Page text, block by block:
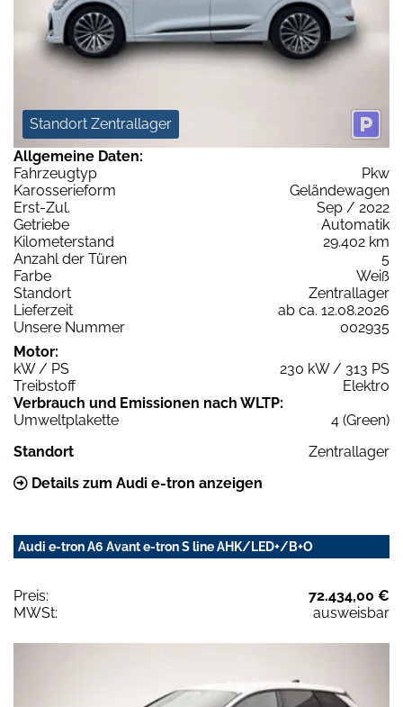
Standort Zentrallager
Allgemeine Daten:
Fahrzeugtyp
Pkw
Karosserieform
Geländewagen
Erst-Zul.
Sep / 2022
Getriebe
Automatik
Kilometerstand
29.402 km
Anzahl der Türen
5
Farbe
Weiß
Standort
Zentrallager
Lieferzeit
ab ca. 12.08.2026
Unsere Nummer
002935
Motor:
kW / PS
230 kW / 313 PS
Treibstoff
Elektro
Verbrauch und Emissionen nach WLTP:
Umweltplakette
4 (Green)
Standort
Zentrallager
Details zum Audi e-tron anzeigen
Audi e-tron A6 Avant e-tron S line AHK/LED+/B+O
Preis:
72.434,00 €
MWSt:
ausweisbar